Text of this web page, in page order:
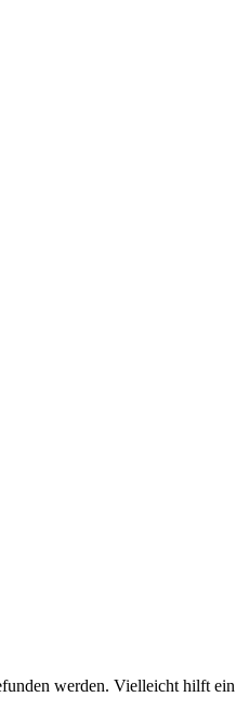
werden. Vielleicht hilft ein